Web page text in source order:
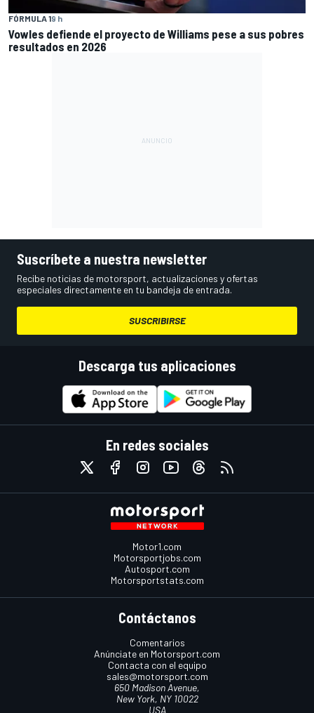
FÓRMULA 19 h
Vowles defiende el proyecto de Williams pese a sus pobres
resultados en 2026
Suscríbete a nuestra newsletter
Recibe noticias de motorsport, actualizaciones y ofertas
especiales directamente en tu bandeja de entrada.
SUSCRIBIRSE
Descarga tus aplicaciones
En redes sociales
Motor1.com
Motorsportjobs.com
Autosport.com
Motorsportstats.com
Contáctanos
Comentarios
Anúnciate en Motorsport.com
Contacta con el equipo
sales@motorsport.com
650 Madison Avenue,
New York, NY 10022
USA